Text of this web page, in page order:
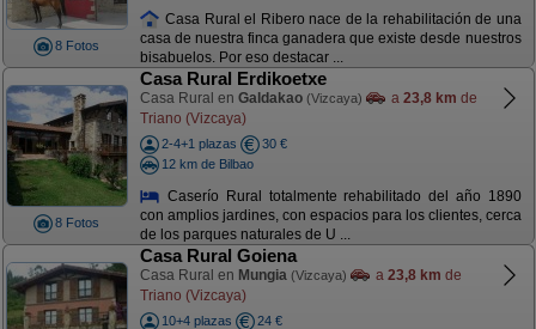
8 Fotos
Casa Rural el Ribero nace de la rehabilitación de una
casa de nuestra finca ganadera que existe desde nuestros
bisabuelos. Por eso destacar ...
8 Fotos
Casa Rural Erdikoetxe
Casa Rural en Galdakao (Vizcaya) a 23,8 km de
Triano (Vizcaya)
2-4+1 plazas
30 €
12 km de Bilbao
Caserío Rural totalmente rehabilitado del año 1890
con amplios jardines, con espacios para los clientes, cerca
de los parques naturales de U ...
Casa Rural Goiena
Casa Rural en Mungia (Vizcaya) a 23,8 km de
Triano (Vizcaya)
10+4 plazas
24 €